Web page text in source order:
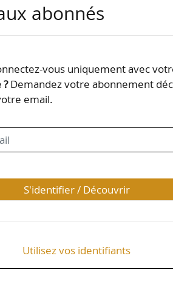
officiel le
Florian
abonnés
vous uniquement avec
Demandez votre abonnement
email.
S'identifier / Découvrir
Utilisez vos identifiants